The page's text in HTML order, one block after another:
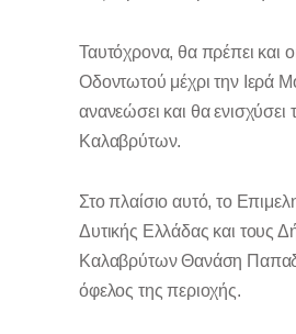
Ταυτόχρονα, θα πρέπει και
Οδοντωτού μέχρι την Ιερά
ανανεώσει και θα
Καλαβρύτων.
Στο πλαίσιο αυτό, το
Δυτικής Ελλάδας και τους
Καλαβρύτων Θανάση
όφελος της περιοχής.